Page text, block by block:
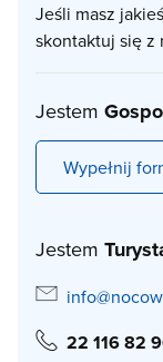
Jeśli masz
skontaktuj się z
Jestem
Wypełnij
Jestem
22 116 82